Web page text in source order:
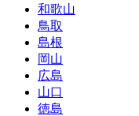
和歌山
鳥取
島根
岡山
広島
山口
徳島